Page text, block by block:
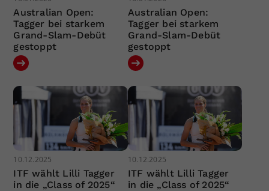
Australian Open:
Tagger bei starkem
Grand-Slam-Debüt
gestoppt
Australian Open:
Tagger bei starkem
Grand-Slam-Debüt
gestoppt
10.12.2025
ITF wählt Lilli Tagger
in die „Class of 2025“
10.12.2025
ITF wählt Lilli Tagger
in die „Class of 2025“